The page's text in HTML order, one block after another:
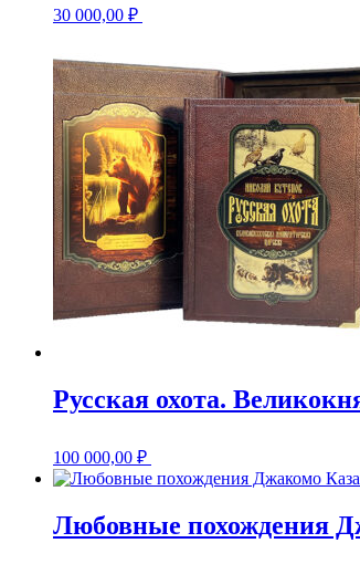
30 000,00 ₽
Русская охота.
100 000,00 ₽
Любовные похождения